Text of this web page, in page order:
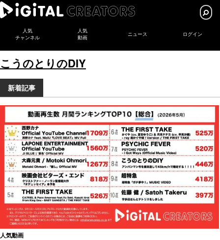
人気
チャンネル
人気
動画
ニュース ログイン
こうのとりのDIY
新着記事
人気動画